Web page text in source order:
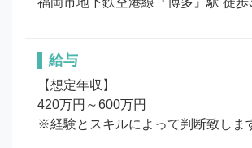
給与
【想定年収】
420万円～600万円
※経験とスキルによって判断致しま